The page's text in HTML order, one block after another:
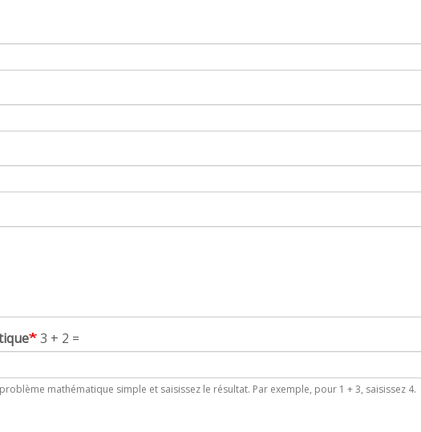
3 + 2 =
mathématique simple et saisissez le résultat. Par exemple, pour 1 + 3, saisissez 4.